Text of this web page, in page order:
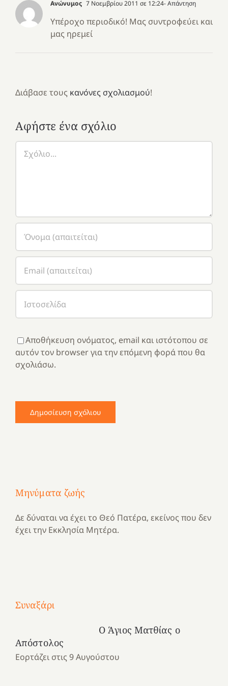
Ανώνυμος 7 Νοεμβρίου 2011 σε 12:24- Απάντηση
Υπέροχο περιοδικό! Μας συντροφεύει και
μας ηρεμεί
Διάβασε τους κανόνες σχολιασμού!
Αφήστε ένα σχόλιο
Αποθήκευση ονόματος, email και ιστότοπου σε
αυτόν τον browser για την επόμενη φορά που θα
σχολιάσω.
Μηνύματα ζωής
Δε δύναται να έχει το Θεό Πατέρα, εκείνος που δεν
έχει την Εκκλησία Μητέρα.
Συναξάρι
Ο Άγιος Ματθίας ο
Απόστολος
Εορτάζει στις 9 Αυγούστου
Μια
ένα
καλοκαίρι
και
Νοσοκομείο
“Ερυθρός
Κατασκηνωτικές
το
Ελληνικό